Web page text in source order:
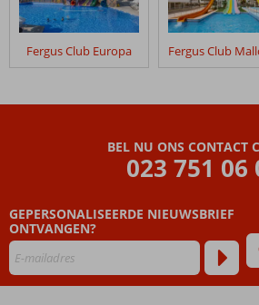
die
ouder
zijn
dan
de
relevantie
van
de
Fergus Club Europa
BEL NU ONS CONTACT
023 751 06
GEPERSONALISEERDE NIEUWSBRIEF
ONTVANGEN?